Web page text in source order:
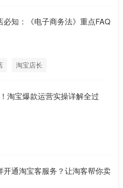
必知：《电子商务法》重点FAQ
淘宝店长
淘宝爆款运营实操详解全过
开通淘宝客服务？让淘客帮你卖